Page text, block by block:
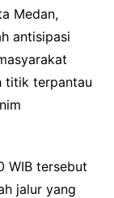
Medan,
antisipasi
titik terpantau
WIB tersebut
jalur yang